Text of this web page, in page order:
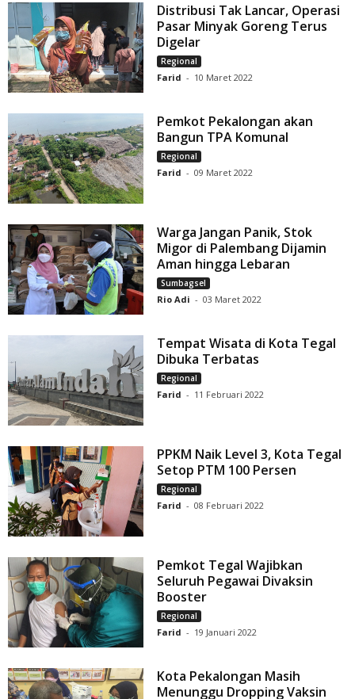
Distribusi Tak Lancar, Operasi
Pasar Minyak Goreng Terus
Digelar
Regional
Farid - 10 Maret 2022
Pemkot Pekalongan akan
Bangun TPA Komunal
Regional
Farid - 09 Maret 2022
Warga Jangan Panik, Stok
Migor di Palembang Dijamin
Aman hingga Lebaran
Sumbagsel
Rio Adi - 03 Maret 2022
Tempat Wisata di Kota Tegal
Dibuka Terbatas
Regional
Farid - 11 Februari 2022
PPKM Naik Level 3, Kota Tegal
Setop PTM 100 Persen
Regional
Farid - 08 Februari 2022
Pemkot Tegal Wajibkan
Seluruh Pegawai Divaksin
Booster
Regional
Farid - 19 Januari 2022
Kota Pekalongan Masih
Menunggu Dropping Vaksin